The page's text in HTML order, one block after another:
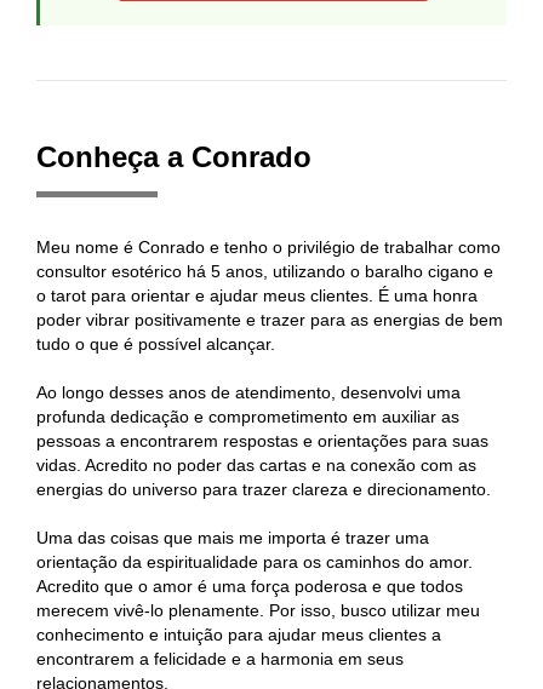
Conheça a Conrado
Meu nome é Conrado e tenho o privilégio de trabalhar como
consultor esotérico há 5 anos, utilizando o baralho cigano e
o tarot para orientar e ajudar meus clientes. É uma honra
poder vibrar positivamente e trazer para as energias de bem
tudo o que é possível alcançar.
Ao longo desses anos de atendimento, desenvolvi uma
profunda dedicação e comprometimento em auxiliar as
pessoas a encontrarem respostas e orientações para suas
vidas. Acredito no poder das cartas e na conexão com as
energias do universo para trazer clareza e direcionamento.
Uma das coisas que mais me importa é trazer uma
orientação da espiritualidade para os caminhos do amor.
Acredito que o amor é uma força poderosa e que todos
merecem vivê-lo plenamente. Por isso, busco utilizar meu
conhecimento e intuição para ajudar meus clientes a
encontrarem a felicidade e a harmonia em seus
relacionamentos.